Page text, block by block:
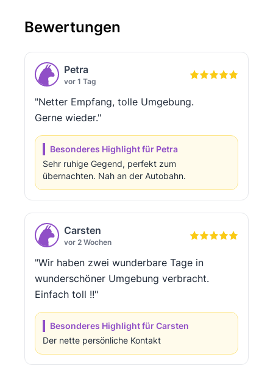
Bewertungen
Petra
vor 1 Tag
"Netter Empfang, tolle Umgebung.
Gerne wieder."
Besonderes Highlight für Petra
Sehr ruhige Gegend, perfekt zum
übernachten. Nah an der Autobahn.
Carsten
vor 2 Wochen
"Wir haben zwei wunderbare Tage in
wunderschöner Umgebung verbracht.
Einfach toll !!"
Besonderes Highlight für Carsten
Der nette persönliche Kontakt